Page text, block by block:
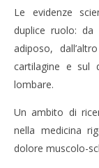
Le evidenze
duplice ruolo:
adiposo,
cartilagine e sul
lombare.
Un ambito di
nella medicina
dolore muscolo-